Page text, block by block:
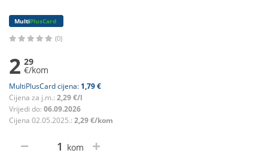
MultiPlusCard
(0)
2 29
€/kom
MultiPlusCard cijena: 1,79 €
Cijena za j.m.: 2,29 €/l
Vrijedi do: 06.09.2026
Cijena 02.05.2025.: 2,29 €/kom
kom